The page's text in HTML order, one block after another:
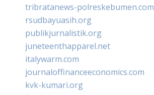
tribratanews-polreskebumen.com
rsudbayuasih.org
publikjurnalistik.org
juneteenthapparel.net
italywarm.com
journaloffinanceeconomics.com
kvk-kumari.org